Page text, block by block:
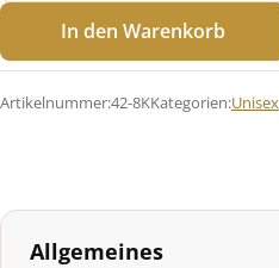
Jacques
Lemans
42-
8K
In den Warenkorb
Artikelnummer:42-8KKategorien:Unisex
Allgemeines